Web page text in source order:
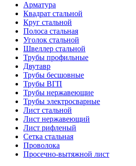
Арматура
Квадрат стальной
Круг стальной
Полоса стальная
Уголок стальной
Швеллер стальной
Трубы профильные
Двутавр
Трубы бесшовные
Трубы ВГП
Трубы нержавеющие
Трубы электросварные
Лист стальной
Лист нержавеющий
Лист рифленый
Сетка стальная
Проволока
Просечно-вытяжной лист